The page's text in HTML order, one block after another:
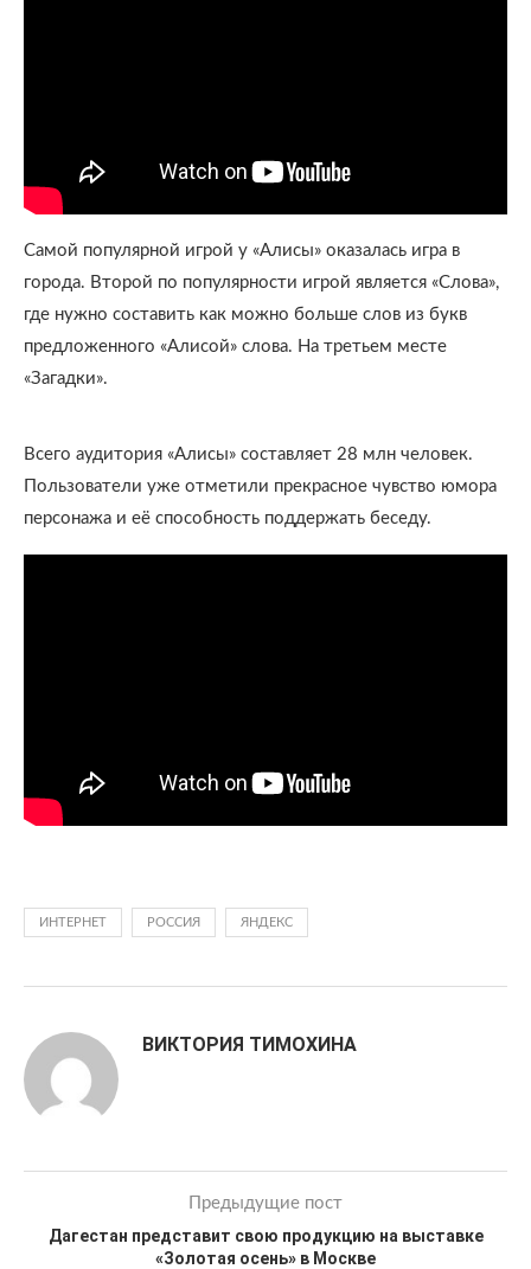
Самой популярной игрой у «Алисы» оказалась игра в
города. Второй по популярности игрой является «Слова»,
где нужно составить как можно больше слов из букв
предложенного «Алисой» слова. На третьем месте
«Загадки».
Всего аудитория «Алисы» составляет 28 млн человек.
Пользователи уже отметили прекрасное чувство юмора
персонажа и её способность поддержать беседу.
ИНТЕРНЕТ РОССИЯ ЯНДЕКС
ВИКТОРИЯ ТИМОХИНА
Предыдущие пост
Дагестан представит свою продукцию на выставке
«Золотая осень» в Москве